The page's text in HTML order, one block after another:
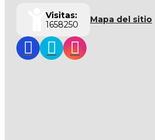
Visitas:
1658250
Mapa del sitio